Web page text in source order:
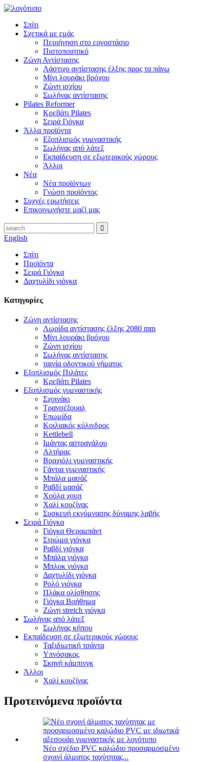
Σπίτι
Σχετικά με εμάς
Περιήγηση στο εργοστάσιο
Πιστοποιητικό
Ζώνη Αντίστασης
Λάστιχο αντίστασης έλξης προς τα πάνω
Μίνι λουράκι βρόχου
Ζώνη ισχίου
Σωλήνας αντίστασης
Pilates Reformer
Κρεβάτι Pilates
Σειρά Γιόγκα
Άλλα προϊόντα
Εξοπλισμός γυμναστικής
Σωλήνας από λάτεξ
Εκπαίδευση σε εξωτερικούς χώρους
Άλλοι
Νέα
Νέα προϊόντων
Γνώση προϊόντος
Συχνές ερωτήσεις
Επικοινωνήστε μαζί μας
English
Σπίτι
Προϊόντα
Σειρά Γιόγκα
Δαχτυλίδι γιόγκα
Κατηγορίες
Ζώνη αντίστασης
Λωρίδα αντίστασης έλξης 2080 mm
Μίνι λουράκι βρόχου
Ζώνη ισχίου
Σωλήνας αντίστασης
ταινία οδοντικού νήματος
Εξοπλισμός Πιλάτες
Κρεβάτι Pilates
Εξοπλισμός γυμναστικής
Σχοινάκι
Τρανσέξουαλ
Επωμίδα
Κοιλιακός κύλινδρος
Kettlebell
Ιμάντας αστραγάλου
Αλτήρας
Βραχιόλι γυμναστικής
Γάντια γυμναστικής
Μπάλα μασάζ
Ραβδί μασάζ
Χούλα χουπ
Χαλί κουζίνας
Συσκευή εκγύμνασης δύναμης λαβής
Σειρά Γιόγκα
Γιόγκα Θεραμπάντ
Στρώμα γιόγκα
Ραβδί γιόγκα
Μπάλα γιόγκα
Μπλοκ γιόγκα
Δαχτυλίδι γιόγκα
Ρολό γιόγκα
Πλάκα ολίσθησης
Γιόγκα Βοήθημα
Ζώνη stretch γιόγκα
Σωλήνας από λάτεξ
Σωλήνας κήπου
Εκπαίδευση σε εξωτερικούς χώρους
Ταξιδιωτική τσάντα
Υπνόσακος
Σκηνή κάμπινγκ
Άλλοι
Χαλί κουζίνας
Προτεινόμενα προϊόντα
Νέο σχέδιο PVC καλώδιο προσαρμοσμένο
σχοινί άλματος ταχύτητας...